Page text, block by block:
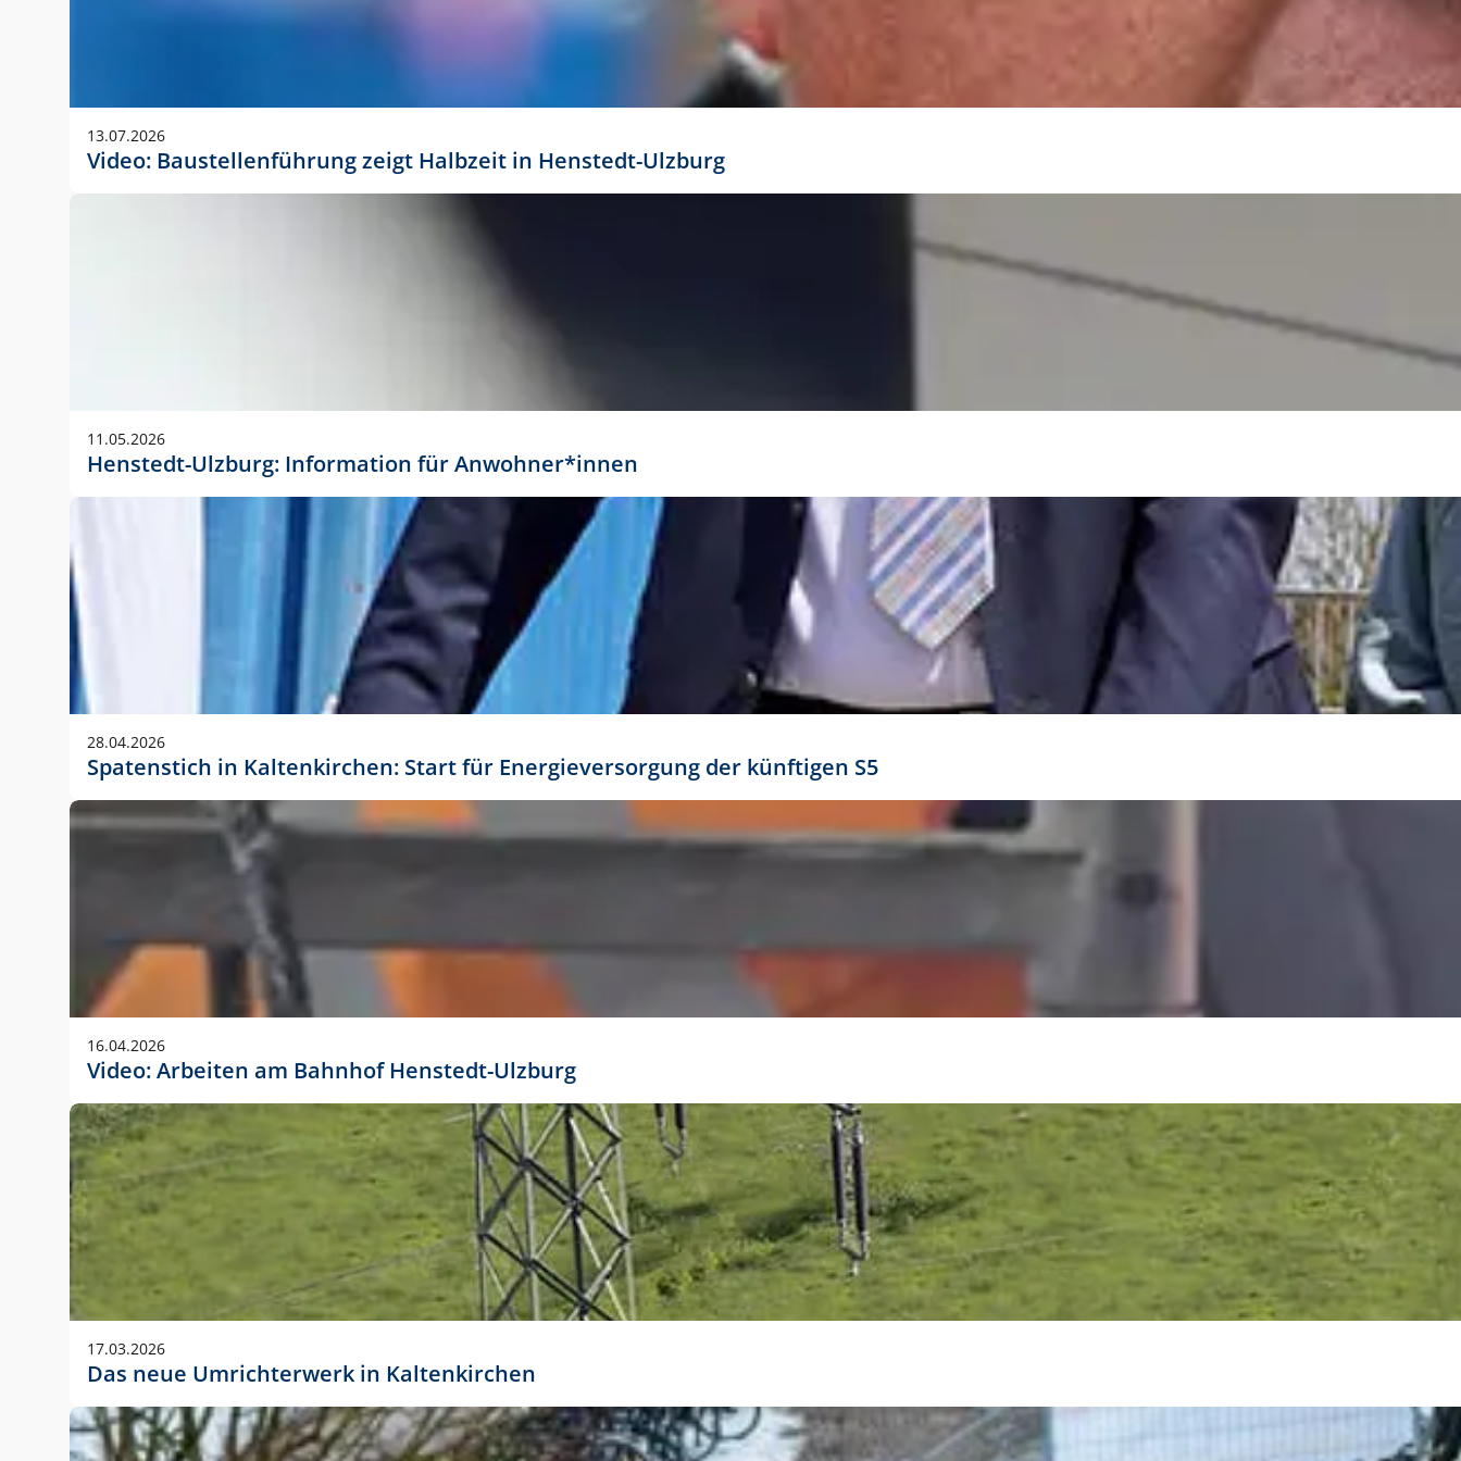
Anwendungsgröße im Layout:
Die Logohöhe beträgt 4 – 10 % der jeweiligen Formathöhe. Daraus ergeben sich für gängige Formate
folgende fest definierte Anwendungsgrößen im Layout:
DIN A3 – 15 mm hoch (5 %)
DIN A1 – 39 mm hoch (5 %)
DIN lang – 10 mm hoch (5 %)
1080 x 1080 px – 78 px hoch (7 %)
In Ausnahmefällen darf das Logo jedoch auch größer oder kleiner gesetzt werden. Dazu bedarf es jedoch
stets der vorherigen Absprache mit der Marketingabteilung.
13.07.2026
Video: Baustellenführung zeigt Halbzeit in Henstedt-Ulzburg
11.05.2026
Henstedt-Ulzburg: Information für Anwohner*innen
28.04.2026
Spatenstich in Kaltenkirchen: Start für Energieversorgung der künftigen S5
16.04.2026
Video: Arbeiten am Bahnhof Henstedt-Ulzburg
17.03.2026
Das neue Umrichterwerk in Kaltenkirchen